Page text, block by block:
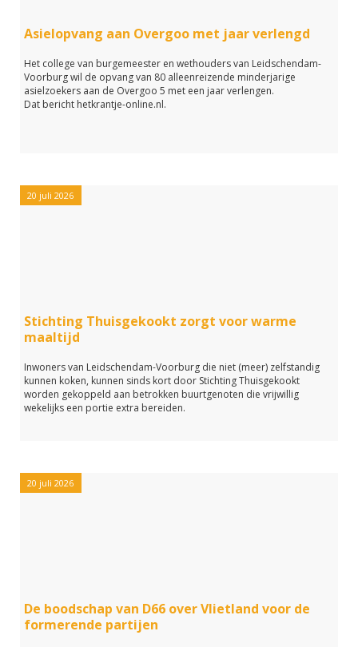
Door: Hans Biard
Asielopvang aan Overgoo met jaar verlengd
Het college van burgemeester en wethouders van Leidschendam-
Voorburg wil de opvang van 80 alleenreizende minderjarige
asielzoekers aan de Overgoo 5 met een jaar verlengen.
Dat bericht hetkrantje-online.nl.
20 juli 2026
Stichting Thuisgekookt zorgt voor warme
maaltijd
Inwoners van Leidschendam-Voorburg die niet (meer) zelfstandig
kunnen koken, kunnen sinds kort door Stichting Thuisgekookt
worden gekoppeld aan betrokken buurtgenoten die vrijwillig
wekelijks een portie extra bereiden.
20 juli 2026
De boodschap van D66 over Vlietland voor de
formerende partijen